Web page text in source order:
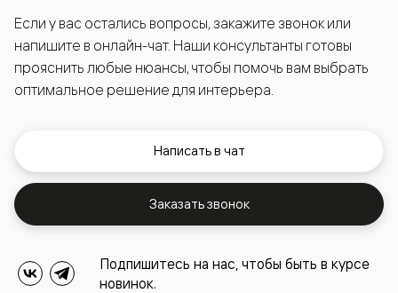
Если у вас остались вопросы, закажите звонок или
напишите в онлайн-чат. Наши консультанты готовы
прояснить любые нюансы, чтобы помочь вам выбрать
оптимальное решение для интерьера.
Написать в чат
Заказать звонок
Подпишитесь на нас, чтобы быть в курсе
новинок.